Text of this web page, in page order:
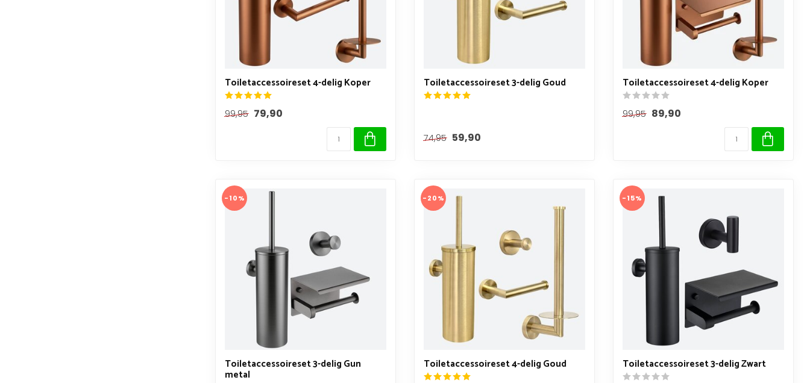
Toiletaccessoireset 4-delig Koper
99,95 79,90
Toiletaccessoireset 3-delig Goud
74,95 59,90
Toiletaccessoireset 4-delig Koper
99,95 89,90
-10%
Toiletaccessoireset 3-delig Gun
metal
-20%
Toiletaccessoireset 4-delig Goud
-15%
Toiletaccessoireset 3-delig Zwart